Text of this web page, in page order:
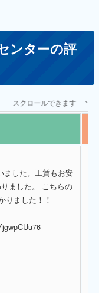
ンターの評
スクロールできます
ました。工賃もお安
ました。 こちらの
りました！！